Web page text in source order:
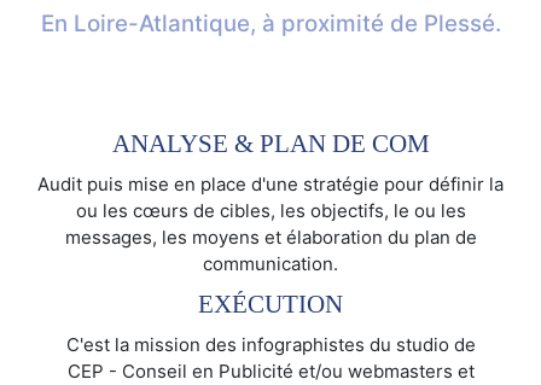
En Loire-Atlantique, à proximité de Plessé.
ANALYSE & PLAN DE COM
Audit puis mise en place d'une stratégie pour définir la
ou les cœurs de cibles, les objectifs, le ou les
messages, les moyens et élaboration du plan de
communication.
EXÉCUTION
C'est la mission des infographistes du studio de
CEP - Conseil en Publicité et/ou webmasters et